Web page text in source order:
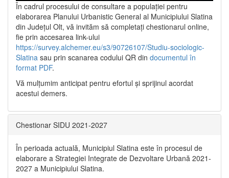
În cadrul procesului de consultare a populaţiei pentru
elaborarea Planului Urbanistic General al Municipiului Slatina
din Județul Olt, vă invităm să completați chestionarul online,
fie prin accesarea link-ului
https://survey.alchemer.eu/s3/90726107/Studiu-sociologic-
Slatina sau prin scanarea codului QR din documentul în
format PDF.
Vă mulţumim anticipat pentru efortul şi sprijinul acordat
acestui demers.
Chestionar SIDU 2021-2027
În perioada actuală, Municipiul Slatina este în procesul de
elaborare a Strategiei Integrate de Dezvoltare Urbană 2021‐
2027 a Municipiului Slatina.